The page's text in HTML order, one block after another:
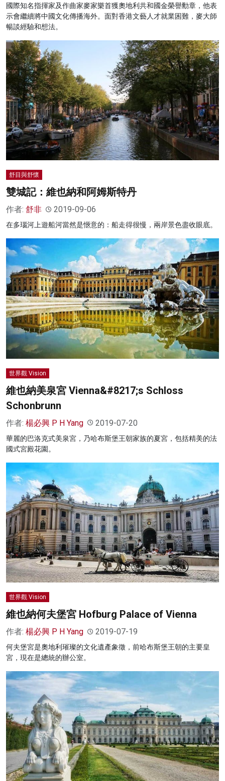
國際知名指揮家及作曲家麥家樂首獲奧地利共和國金榮譽勳章，他表
示會繼續將中國文化傳播海外。面對香港文藝人才就業困難，麥大師
暢談經驗和想法。
舒目與舒懷
雙城記：維也納和阿姆斯特丹
作者: 舒非 2019-09-06
在多瑙河上遊船河當然是愜意的：船走得很慢，兩岸景色盡收眼底。
世界觀 Vision
維也納美泉宮 Vienna&#8217;s Schloss
Schonbrunn
作者: 楊必興 P H Yang 2019-07-20
華麗的巴洛克式美泉宮，乃哈布斯堡王朝家族的夏宮，包括精美的法
國式宮殿花園。
世界觀 Vision
維也納何夫堡宮 Hofburg Palace of Vienna
作者: 楊必興 P H Yang 2019-07-19
何夫堡宮是奧地利璀璨的文化遺產象徵，前哈布斯堡王朝的主要皇
宮，現在是總統的辦公室。